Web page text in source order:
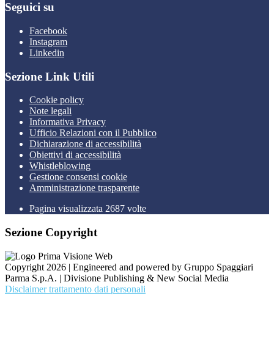
Seguici su
Facebook
Instagram
Linkedin
Sezione Link Utili
Cookie policy
Note legali
Informativa Privacy
Ufficio Relazioni con il Pubblico
Dichiarazione di accessibilità
Obiettivi di accessibilità
Whistleblowing
Gestione consensi cookie
Amministrazione trasparente
Pagina visualizzata 2687 volte
Sezione Copyright
Copyright 2026 | Engineered and powered by Gruppo Spaggiari
Parma S.p.A. | Divisione Publishing & New Social Media
Disclaimer trattamento dati personali